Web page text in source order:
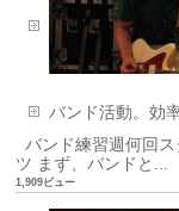
バンド活動。効
バンド練習週何回
ツ まず、バンドと...
1,909ビュー